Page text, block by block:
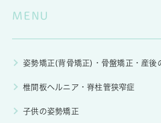
MENU
姿勢矯正(背骨矯正)・骨盤矯正・産後
椎間板ヘルニア・脊柱管狭窄症
子供の姿勢矯正